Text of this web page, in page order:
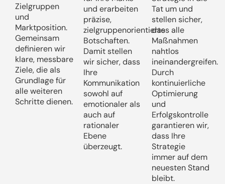
Zielgruppen
und
Marktposition.
Gemeinsam
definieren wir
klare, messbare
Ziele, die als
Grundlage für
alle weiteren
Schritte dienen.
und erarbeiten
präzise,
zielgruppenorientierte
Botschaften.
Damit stellen
wir sicher, dass
Ihre
Kommunikation
sowohl auf
emotionaler als
auch auf
rationaler
Ebene
überzeugt.
Tat um und
stellen sicher,
dass alle
Maßnahmen
nahtlos
ineinandergreifen.
Durch
kontinuierliche
Optimierung
und
Erfolgskontrolle
garantieren wir,
dass Ihre
Strategie
immer auf dem
neuesten Stand
bleibt.